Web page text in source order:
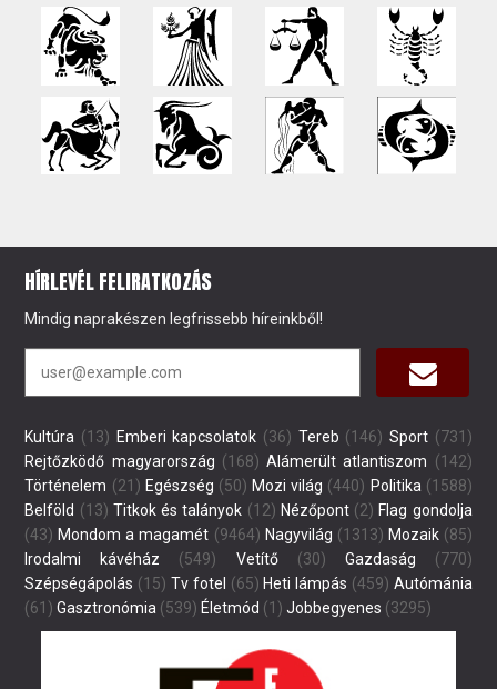
HÍRLEVÉL FELIRATKOZÁS
Mindig naprakészen legfrissebb híreinkből!
Kultúra (13) Emberi kapcsolatok (36) Tereb (146) Sport (731)
Rejtőzködő magyarország (168) Alámerült atlantiszom (142)
Történelem (21) Egészség (50) Mozi világ (440) Politika(1588)
Belföld (13) Titkok és talányok (12) Nézőpont(2) Flag gondolja
(43) Mondom a magamét (9464) Nagyvilág (1313) Mozaik(85)
Irodalmi kávéház (549) Vetítő(30) Gazdaság (770)
Szépségápolás (15) Tv fotel (65) Heti lámpás (459) Autómánia
(61) Gasztronómia (539) Életmód (1) Jobbegyenes (3295)